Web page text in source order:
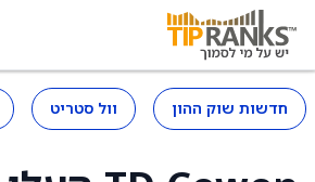
חדשות שוק ההון וול סטריט